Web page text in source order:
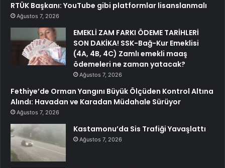
RTÜK Başkanı: YouTube gibi platformlar lisanslanmalı
Ağustos 7, 2026
EMEKLİ ZAM FARKI ÖDEME TARİHLERİ
SON DAKİKA! SSK-Bağ-Kur Emeklisi
(4A, 4B, 4C) Zamlı emekli maaş
ödemeleri ne zaman yatacak?
Ağustos 7, 2026
Fethiye’de Orman Yangını Büyük Ölçüden Kontrol Altına
Alındı: Havadan ve Karadan Müdahale Sürüyor
Ağustos 7, 2026
Kastamonu’da Sis Trafiği Yavaşlattı
Ağustos 7, 2026